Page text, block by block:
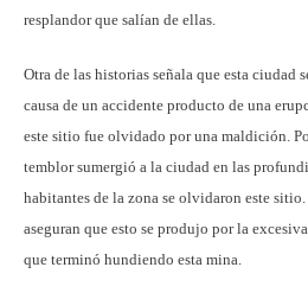
resplandor que salían de ellas.
Otra de las historias señala que esta ciudad
causa de un accidente producto de una
este sitio fue olvidado por una maldición.
temblor sumergió a la ciudad en las
habitantes de la zona se olvidaron este
aseguran que esto se produjo por la
que terminó hundiendo esta mina.